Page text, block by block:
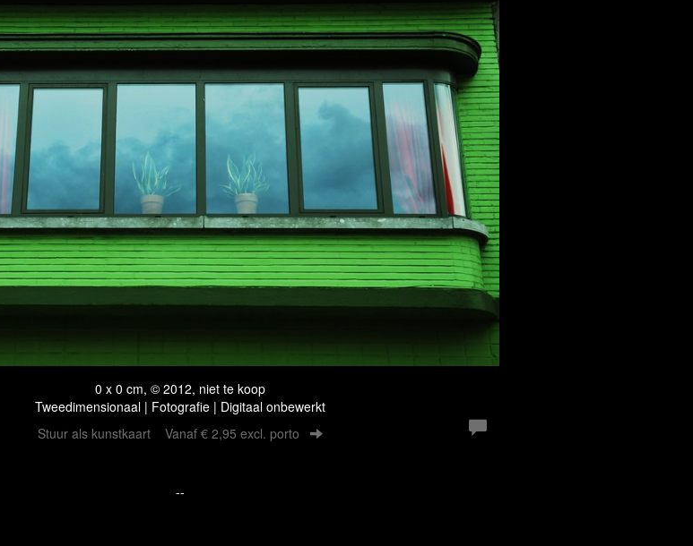
0 x 0 cm, © 2012, niet te koop
Tweedimensionaal | Fotografie | Digitaal onbewerkt
Stuur als kunstkaart Vanaf € 2,95 excl. porto
--